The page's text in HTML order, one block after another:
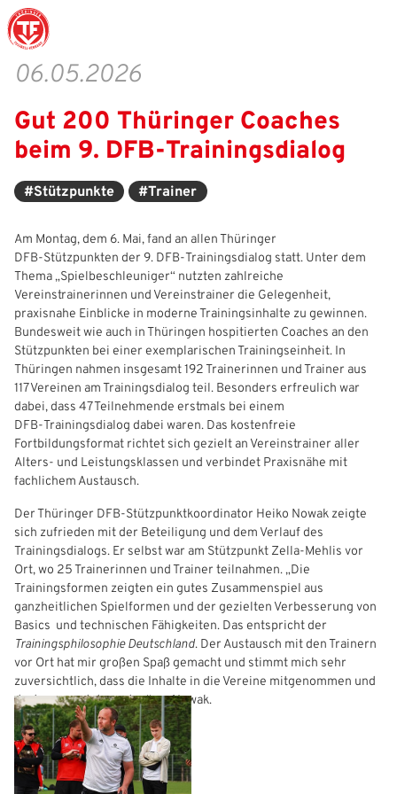
06.05.2026
Gut 200 Thüringer Coaches
beim 9. DFB‑Trainingsdialog
#Stützpunkte #Trainer
Am Montag, dem 6. Mai, fand an allen Thüringer
DFB‑Stützpunkten der 9. DFB‑Trainingsdialog statt. Unter dem
Thema „Spielbeschleuniger“ nutzten zahlreiche
Vereinstrainerinnen und Vereinstrainer die Gelegenheit,
praxisnahe Einblicke in moderne Trainingsinhalte zu gewinnen.
Bundesweit wie auch in Thüringen hospitierten Coaches an den
Stützpunkten bei einer exemplarischen Trainingseinheit. In
Thüringen nahmen insgesamt 192 Trainerinnen und Trainer aus
117 Vereinen am Trainingsdialog teil. Besonders erfreulich war
dabei, dass 47 Teilnehmende erstmals bei einem
DFB‑Trainingsdialog dabei waren. Das kostenfreie
Fortbildungsformat richtet sich gezielt an Vereinstrainer aller
Alters‑ und Leistungsklassen und verbindet Praxisnähe mit
fachlichem Austausch.
Der Thüringer DFB‑Stützpunktkoordinator Heiko Nowak zeigte
sich zufrieden mit der Beteiligung und dem Verlauf des
Trainingsdialogs. Er selbst war am Stützpunkt Zella‑Mehlis vor
Ort, wo 25 Trainerinnen und Trainer teilnahmen. „Die
Trainingsformen zeigten ein gutes Zusammenspiel aus
ganzheitlichen Spielformen und der gezielten Verbesserung von
Basics und technischen Fähigkeiten. Das entspricht der
Trainingsphilosophie Deutschland. Der Austausch mit den Trainern
vor Ort hat mir großen Spaß gemacht und stimmt mich sehr
zuversichtlich, dass die Inhalte in die Vereine mitgenommen und
dort umgesetzt werden“, so Nowak.
Struktur
Amtliches
Geschäftsstelle
Chronik
Ehrentafel
Karriere
Partnerschaft
Mitgliedschaft
Männer
Frauen
Sicherheit
Junioren
Juniorinnen
Kinderfußball
eSports
Schiedsrichter
Freizeit- und Breitensport
Futsal
Auswahlteams
Stützpunkte
Eliteschulen
Trainer
Schiedsrichter
Erzieher und Lehrer
Veranstaltungskalender
DFB-Mobil
Leitbild
Ehrenamt
DFB-Masterplan
Vielfalt
Fair Play
Inklusion
Prävention
Schule und Kita
Kinder- und Jugendschutz
#siekickt
Tage des Mädchenfußballs
News
Termine
Newsletter
DFBnet
Passwesen
Vereinsangebote
Archiv
Downloads
Datenschutz
Länderspiele
Impressum